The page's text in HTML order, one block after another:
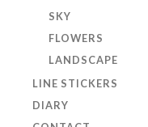
SKY
FLOWERS
LANDSCAPE
LINE STICKERS
DIARY